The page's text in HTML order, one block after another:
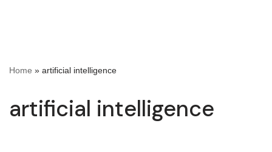
Home » artificial intelligence
artificial intelligence